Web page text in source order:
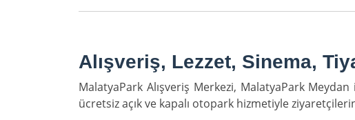
Alışveriş, Lezzet, Sinema,
MalatyaPark Alışveriş Merkezi, MalatyaPark
ücretsiz açık ve kapalı otopark hizmetiyle